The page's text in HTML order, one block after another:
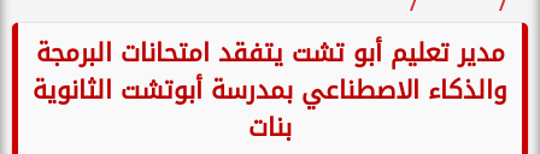
مدير تعليم أبو تشت يتفقد امتحانات البرمجة
والذكاء الاصطناعي بمدرسة أبوتشت الثانوية
بنات